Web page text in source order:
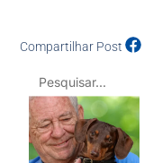
Compartilhar Post